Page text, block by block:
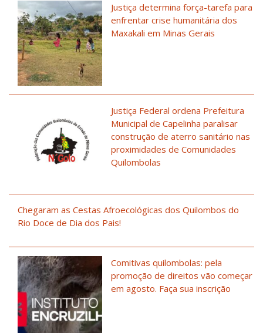
Justiça determina força-tarefa para
enfrentar crise humanitária dos
Maxakali em Minas Gerais
Justiça Federal ordena Prefeitura
Municipal de Capelinha paralisar
construção de aterro sanitário nas
proximidades de Comunidades
Quilombolas
Chegaram as Cestas Afroecológicas dos Quilombos do
Rio Doce de Dia dos Pais!
Comitivas quilombolas: pela
promoção de direitos vão começar
em agosto. Faça sua inscrição